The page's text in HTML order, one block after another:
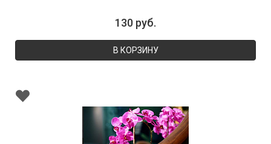
130 руб.
В КОРЗИНУ